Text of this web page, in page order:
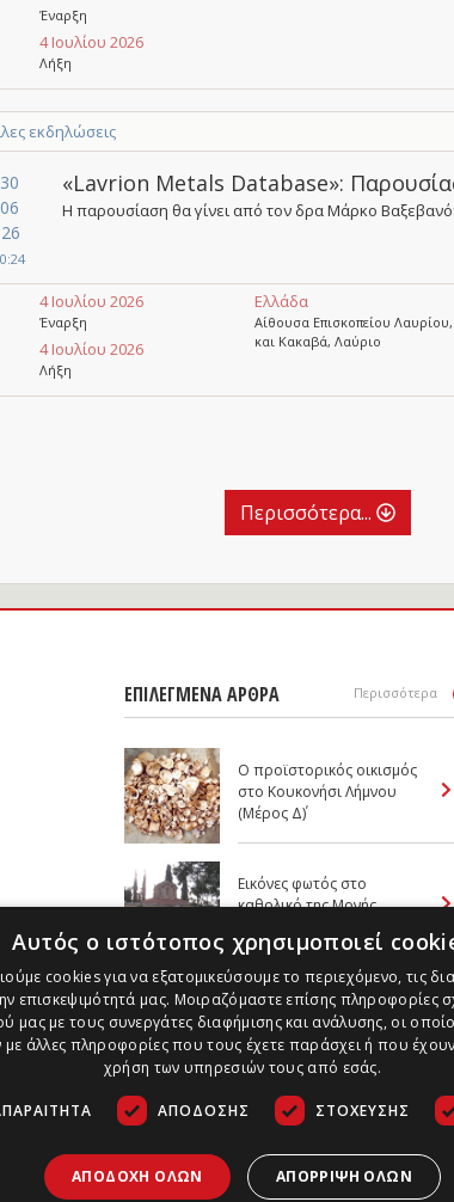
Έναρξη
4 Ιουλίου 2026
Λήξη
εκδηλώσεις
30
06
'26
«Lavrion Metals Database»:
Η παρουσίαση θα γίνει από τον δρα Μάρκο
4 Ιουλίου 2026
Έναρξη
4 Ιουλίου 2026
Λήξη
Ελλάδα
Αίθουσα Επισκοπείου
και Κακαβά, Λαύριο
Περισσότερα...
ΕΠΙΛΕΓΜΕΝΑ ΑΡΘΡΑ Περισσότερα
Ο προϊστορικός οικισμός
στο Kουκονήσι Λήμνου
(Μέρος Δ΄)
Εικόνες φωτός στο
καθολικό της Mονής
Ανάδειξη και διαχείριση
πολιτισμικής κληρονομιάς
(Μέρος Α΄)
Τρόποι Πληρωμής Ασφάλεια
Αυτός ο ιστότοπος χρησιμοποιεί
cookies για να εξατομικεύσουμε το περιεχόμενο, τις
επισκεψιμότητά μας. Μοιραζόμαστε επίσης πληροφορίες
μας με τους συνεργάτες διαφήμισης και ανάλυσης, οι
άλλες πληροφορίες που τους έχετε παράσχει ή που
χρήση των υπηρεσιών τους από εσάς.
ΑΠΌΔΟΣΗΣ ΣΤΌΧΕΥΣΗΣ
ΑΠΟΔΟΧΉ ΌΛΩΝ ΑΠΌΡΡΙΨΗ ΌΛΩΝ